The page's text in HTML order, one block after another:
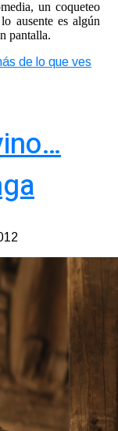
un coqueteo
ausente es algún
pantalla.
de lo que ves